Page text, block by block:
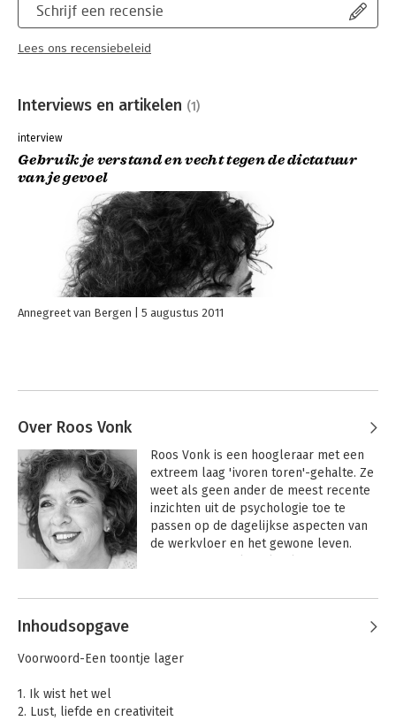
Schrijf een recensie
Lees ons recensiebeleid
Interviews en artikelen (1)
interview
Gebruik je verstand en vecht tegen de dictatuur
van je gevoel
Annegreet van Bergen 5 augustus 2011
Over Roos Vonk
Roos Vonk is een hoogleraar met een
extreem laag 'ivoren toren'-gehalte. Ze
weet als geen ander de meest recente
inzichten uit de psychologie toe te
passen op de dagelijkse aspecten van
de werkvloer en het gewone leven.
tips en adviezen voor het dagelijks
onderzoek naar zelfkennis, sociale
interactie, beïnvloeding en
een veelgevraagd spreker voor o.a.
Andere boeken door Roos Vonk
Inhoudsopgave
Voorwoord-Een toontje lager
1. Ik wist het wel
2. Lust, liefde en creativiteit